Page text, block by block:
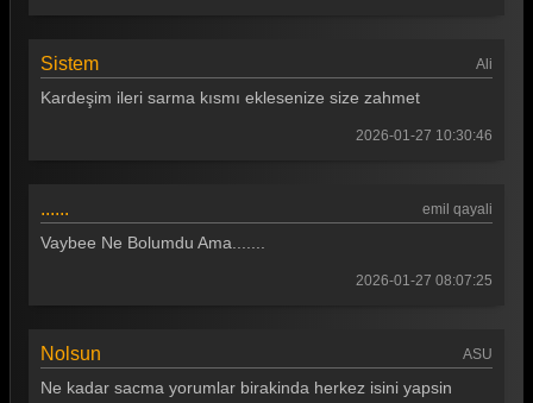
Sistem Ali
Kardeşim ileri sarma kısmı eklesenize size zahmet
2026-01-27 10:30:46
...... emil qayali
Vaybee Ne Bolumdu Ama.......
2026-01-27 08:07:25
Nolsun ASU
Ne kadar sacma yorumlar birakinda herkez isini yapsin